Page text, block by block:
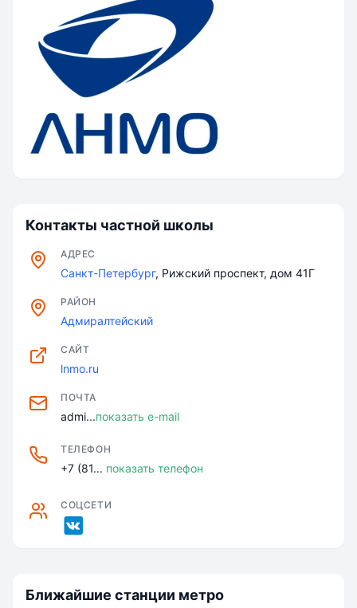
на детей 13 лет и старше. В течение
курса школьники познакомятся с
направлениями работы в кино и
кинопрофессиями, попробуют себя в
одной из ролей и будут снимать
собственные короткометражные
работы. Таким образом, участники
приобретут как теоретические
знания в сфере киноискусства, так и
составляют такие факторы как: •
современная и актуальная тема
кинопроизводства; • совмещение
теоретических и практических
узнают тайны и «секретики»
производства, которые, как правило,
скрывают кинематографисты); •
практики преподавания в вузе (автор
курса сможет компетентно ответить
на вопросы поступления и обучения);
• неповторимые выезды на реальные
без формул. Понять, как работает
магия нашего мира; 2. Научиться
использовать подручные предметы
для решения практических задач; 3.
Научиться разговаривать
это на нашем кружке!
Контакты частной школы
АДРЕС
Санкт-Петербург, Рижский проспект, дом 41Г
РАЙОН
Адмиралтейский
САЙТ
lnmo.ru
ПОЧТА
admi...показать e-mail
ТЕЛЕФОН
+7 (81... показать телефон
СОЦСЕТИ
Ближайшие станции метро